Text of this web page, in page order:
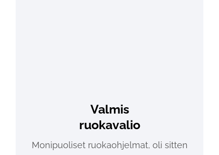
Valmis
ruokavalio
Monipuoliset ruokaohjelmat, oli sitten